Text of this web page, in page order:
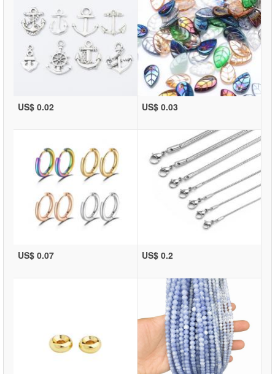
US$ 0.02 US$ 0.03
US$ 0.07 US$ 0.2